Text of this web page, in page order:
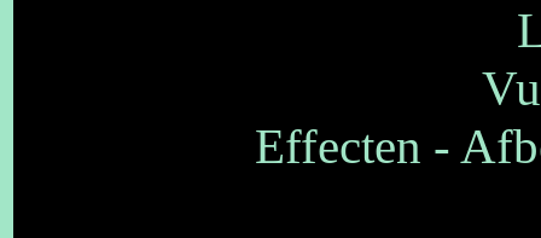
Effecten -